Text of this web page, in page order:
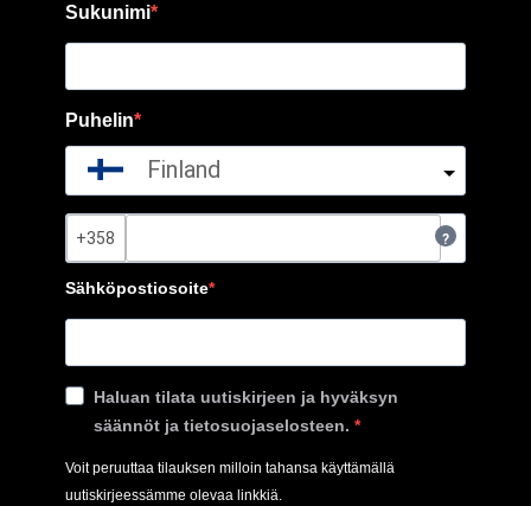
Sukunimi
Puhelin
Finland
?
Sähköpostiosoite
Haluan tilata uutiskirjeen ja hyväksyn
säännöt ja tietosuojaselosteen.
Voit peruuttaa tilauksen milloin tahansa käyttämällä
uutiskirjeessämme olevaa linkkiä.